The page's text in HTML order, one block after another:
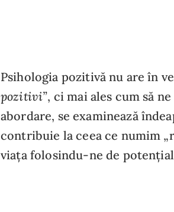
Psihologia pozitivă nu are în
pozitivi”, ci mai ales cum să
abordare, se examinează
contribuie la ceea ce numim
viața folosindu-ne de